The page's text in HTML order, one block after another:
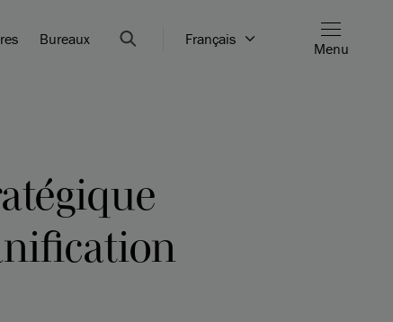
Bureaux Français
Menu